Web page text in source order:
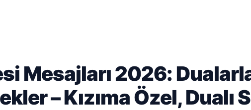
Mesajları 2026:
– Kızıma Özel, Dualı